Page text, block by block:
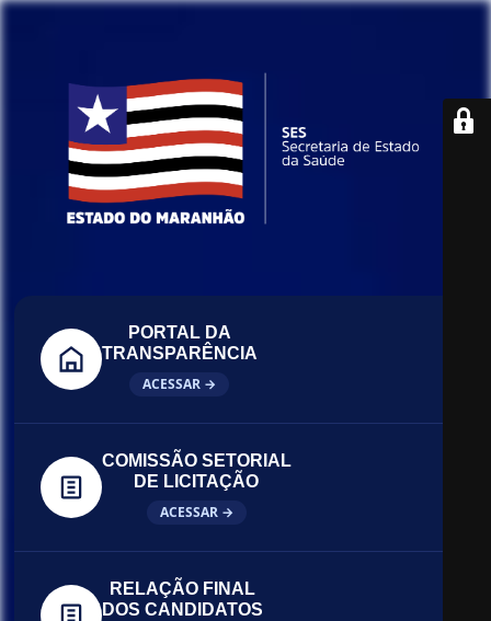
PORTAL DA
TRANSPARÊNCIA
ACESSAR →
COMISSÃO SETORIAL
DE LICITAÇÃO
ACESSAR →
RELAÇÃO FINAL
DOS CANDIDATOS